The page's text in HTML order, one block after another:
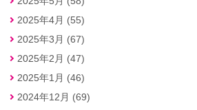
2025年4月 (55)
2025年3月 (67)
2025年2月 (47)
2025年1月 (46)
2024年12月 (69)